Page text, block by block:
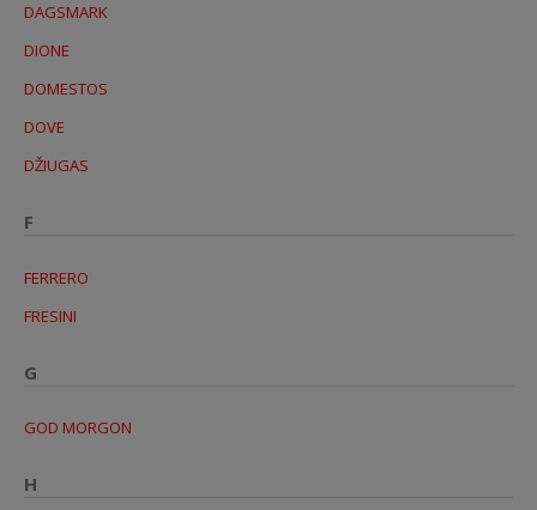
DAGSMARK
DIONE
DOMESTOS
DOVE
DŽIUGAS
F
FERRERO
FRESINI
G
GOD MORGON
H